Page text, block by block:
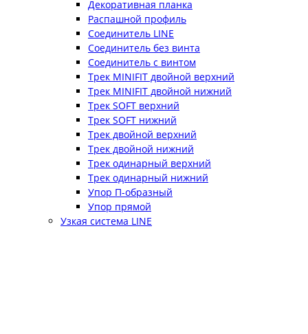
Декоративная планка
Распашной профиль
Соединитель LINE
Соединитель без винта
Соединитель с винтом
Трек MINIFIT двойной верхний
Трек MINIFIT двойной нижний
Трек SOFT верхний
Трек SOFT нижний
Трек двойной верхний
Трек двойной нижний
Трек одинарный верхний
Трек одинарный нижний
Упор П-образный
Упор прямой
Узкая система LINE